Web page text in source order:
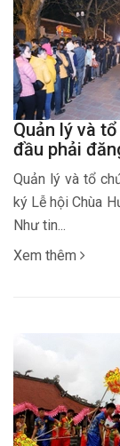
Quản lý và
đầu phải
Quản lý và tổ
ký Lễ hội Chùa
Như tin...
Xem thêm